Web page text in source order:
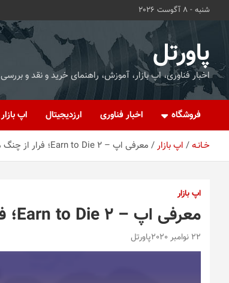
شنبه - 8 آگوست 2026
پاورتل
اخبار فناوری، اپ بازار، آموزش، راهنمای خرید و نقد و بررسی
فروشگاه اخبار فناوری ارزدیجیتال اپ بازار
خـانـه اپ بازار معرفی اپ – Earn to Die 2؛ فرار از چنگ مرگ
اپ بازار
معرفی اپ – Earn to Die 2؛ فرار از چنگ مرگ
22 نوامبر 2020 پاورتل